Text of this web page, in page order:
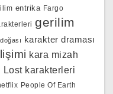
entrika Fargo
gerilim
karakter draması
kara mizah
Lost karakterleri
People Of Earth